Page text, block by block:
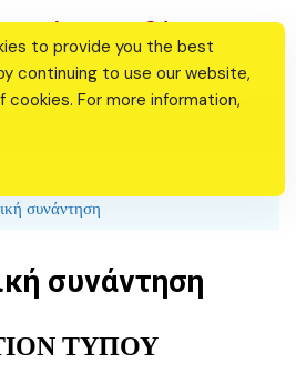
Αγίας Βαρβάρας
συνάντηση
συνάντηση
ΤΥΠΟΥ
to provide you the best
continuing to use our website,
cookies. For more information,